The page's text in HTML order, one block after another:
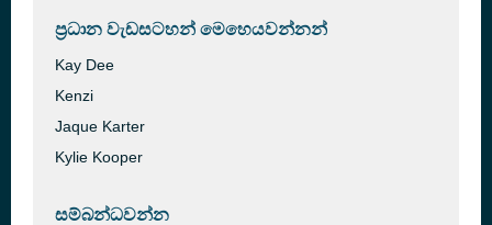
ප්‍රධාන වැඩසටහන් මෙහෙයවන්නන්
Kay Dee
Kenzi
Jaque Karter
Kylie Kooper
සම්බන්ධවන්න